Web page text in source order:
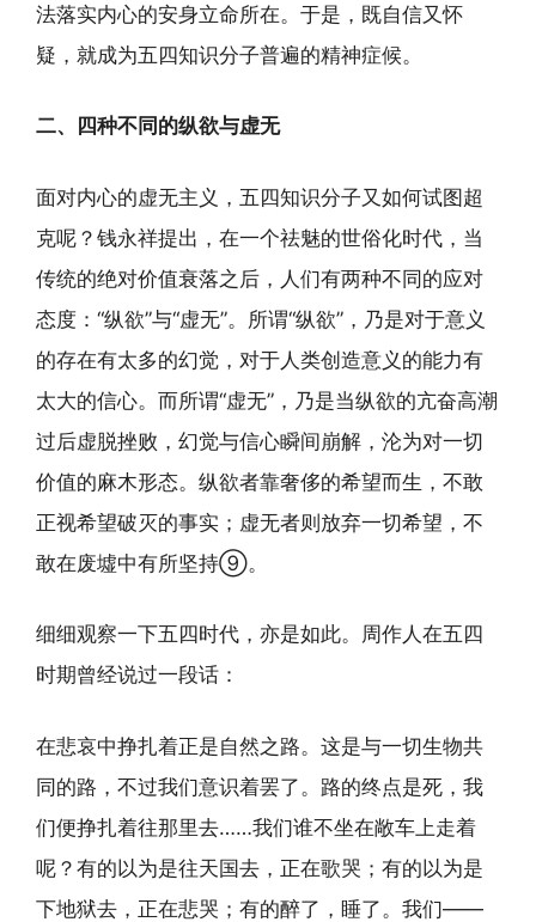
法落实内心的安身立命所在。于是，既自信又怀
疑，就成为五四知识分子普遍的精神症候。
二、四种不同的纵欲与虚无
面对内心的虚无主义，五四知识分子又如何试图超
克呢？钱永祥提出，在一个祛魅的世俗化时代，当
传统的绝对价值衰落之后，人们有两种不同的应对
态度：“纵欲”与“虚无”。所谓“纵欲”，乃是对于意义
的存在有太多的幻觉，对于人类创造意义的能力有
太大的信心。而所谓“虚无”，乃是当纵欲的亢奋高潮
过后虚脱挫败，幻觉与信心瞬间崩解，沦为对一切
价值的麻木形态。纵欲者靠奢侈的希望而生，不敢
正视希望破灭的事实；虚无者则放弃一切希望，不
敢在废墟中有所坚持⑨。
细细观察一下五四时代，亦是如此。周作人在五四
时期曾经说过一段话：
在悲哀中挣扎着正是自然之路。这是与一切生物共
同的路，不过我们意识着罢了。路的终点是死，我
们便挣扎着往那里去……我们谁不坐在敞车上走着
呢？有的以为是往天国去，正在歌哭；有的以为是
下地狱去，正在悲哭；有的醉了，睡了。我们——